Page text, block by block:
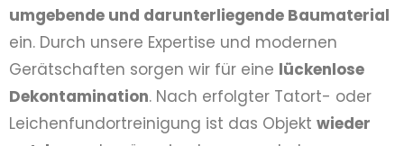
umgebende und darunterliegende Baumaterial
ein. Durch unsere Expertise und modernen
Gerätschaften sorgen wir für eine lückenlose
Dekontamination. Nach erfolgter Tatort- oder
Leichenfundortreinigung ist das Objekt wieder